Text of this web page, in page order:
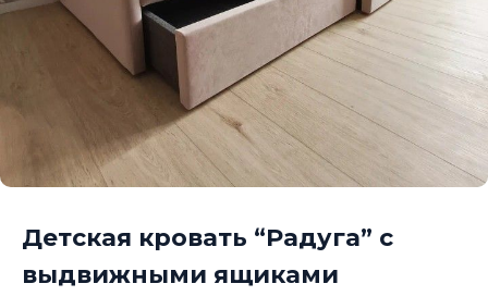
Детская кровать “Радуга” с
выдвижными ящиками